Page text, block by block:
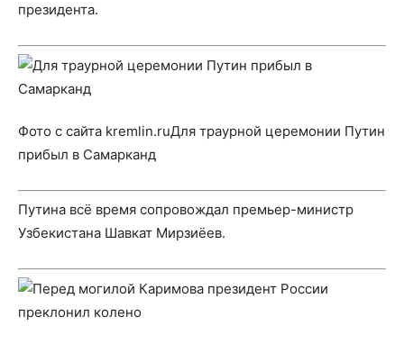
президента.
Фото с сайта kremlin.ruДля траурной церемонии Путин
прибыл в Самарканд
Путина всё время сопровождал премьер-министр
Узбекистана Шавкат Мирзиёев.